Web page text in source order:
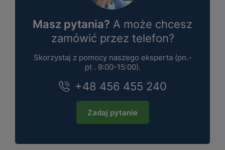
Masz pytania? A może chcesz
zamówić przez telefon?
Skorzystaj z pomocy naszego eksperta (pn.-
pt . 9:00-15:00).
+48 456 455 240
Zadaj pytanie